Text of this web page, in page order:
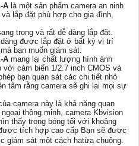
A là một sản phẩm camera an ninh
lắp đặt phù hợp cho gia đình,
trọng và rất dễ dàng lắp đặt.
được lắp đặt ở bất kỳ vị trí
bạn muốn giám sát.
A mang lại chất lượng hình ảnh
cảm biến 1/2.7 inch CMOS và
bạn quan sát các chi tiết nhỏ
tâm rằng camera sẽ ghi lại mọi sự
camera này là khả năng quan
thông minh, camera Kbvision
thấy trong bóng tối với khoảng
tích hợp cao cấp Bạn sẽ được
giám sát một cách hatừa chuộng.